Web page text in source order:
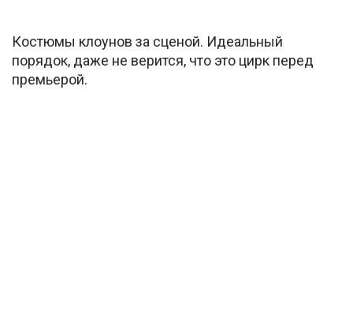
Костюмы клоунов за сценой. Идеальный
порядок, даже не верится, что это цирк перед
премьерой.